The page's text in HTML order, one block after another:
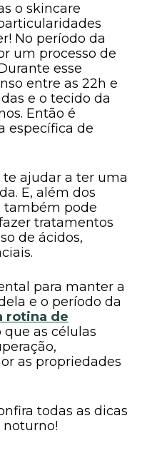
o skincare
No período da
um processo de
esse
entre as 22h e
e o tecido da
Então é
específica de
te ajudar a ter uma
E, além dos
também pode
tratamentos
de ácidos,
para manter a
e o período da
rotina de
que as células
as propriedades
todas as dicas